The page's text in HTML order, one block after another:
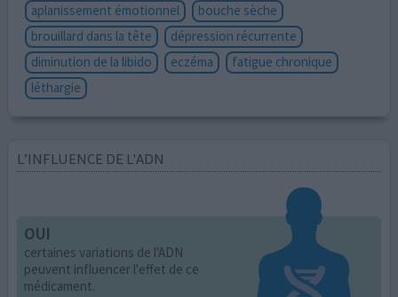
aplanissement émotionnel
bouche sèche
brouillard dans la tête
dépression récurrente
diminution de la libido
eczéma
fatigue chronique
léthargie
L’INFLUENCE DE L'ADN
OUI
certaines variations de l'ADN
peuvent influencer l'effet de ce
médicament.